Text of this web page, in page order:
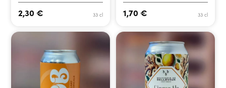
33 cl
2,30€ 33 cl
1,70 €